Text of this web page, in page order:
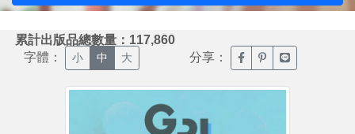
累計出版品總數量：117,860
字體： 小 中 大 分享： 臉書分享(另開新視窗)
噗浪分享(另開新
Line分享(另